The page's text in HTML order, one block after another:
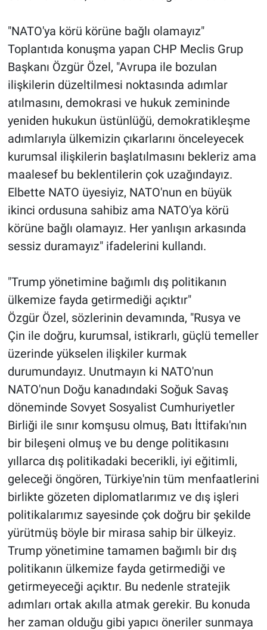
"NATO'ya körü körüne bağlı olamayız"
Toplantıda konuşma yapan CHP Meclis Grup
Başkanı Özgür Özel, "Avrupa ile bozulan
ilişkilerin düzeltilmesi noktasında adımlar
atılmasını, demokrasi ve hukuk zemininde
yeniden hukukun üstünlüğü, demokratikleşme
adımlarıyla ülkemizin çıkarlarını önceleyecek
kurumsal ilişkilerin başlatılmasını bekleriz ama
maalesef bu beklentilerin çok uzağındayız.
Elbette NATO üyesiyiz, NATO'nun en büyük
ikinci ordusuna sahibiz ama NATO'ya körü
körüne bağlı olamayız. Her yanlışın arkasında
sessiz duramayız" ifadelerini kullandı.
"Trump yönetimine bağımlı dış politikanın
ülkemize fayda getirmediği açıktır"
Özgür Özel, sözlerinin devamında, "Rusya ve
Çin ile doğru, kurumsal, istikrarlı, güçlü temeller
üzerinde yükselen ilişkiler kurmak
durumundayız. Unutmayın ki NATO'nun
NATO'nun Doğu kanadındaki Soğuk Savaş
döneminde Sovyet Sosyalist Cumhuriyetler
Birliği ile sınır komşusu olmuş, Batı İttifakı'nın
bir bileşeni olmuş ve bu denge politikasını
yıllarca dış politikadaki becerikli, iyi eğitimli,
geleceği öngören, Türkiye'nin tüm menfaatlerini
birlikte gözeten diplomatlarımız ve dış işleri
politikalarımız sayesinde çok doğru bir şekilde
yürütmüş böyle bir mirasa sahip bir ülkeyiz.
Trump yönetimine tamamen bağımlı bir dış
politikanın ülkemize fayda getirmediği ve
getirmeyeceği açıktır. Bu nedenle stratejik
adımları ortak akılla atmak gerekir. Bu konuda
her zaman olduğu gibi yapıcı öneriler sunmaya